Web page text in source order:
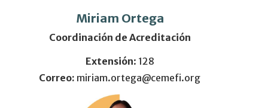
Miriam Ortega
Coordinación de Acreditación
Extensión: 128
Correo: miriam.ortega@cemefi.org